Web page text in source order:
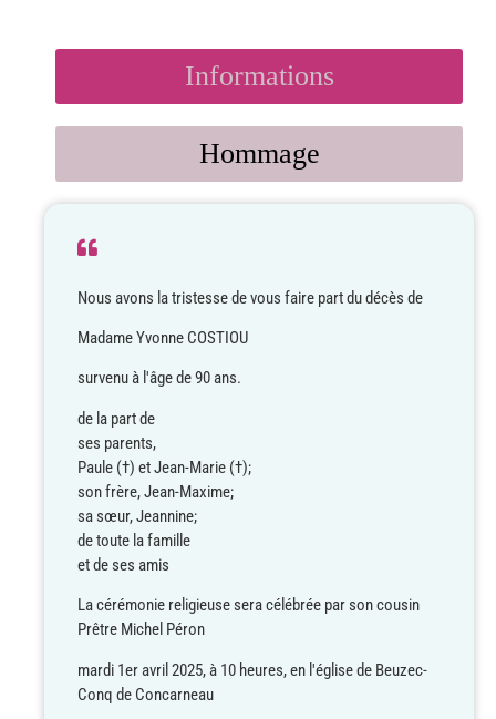
Informations
Hommage
Nous avons la tristesse de vous faire part du décès de
Madame Yvonne COSTIOU
survenu à l'âge de 90 ans.
de la part de
ses parents,
Paule (†) et Jean-Marie (†);
son frère, Jean-Maxime;
sa sœur, Jeannine;
de toute la famille
et de ses amis
La cérémonie religieuse sera célébrée par son cousin
Prêtre Michel Péron
mardi 1er avril 2025,à 10 heures,en l'église de Beuzec-
Conq de Concarneau